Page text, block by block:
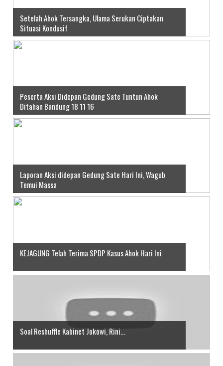
Setelah Ahok Tersangka, Ulama Serukan Ciptakan
Situasi Kondusif
Peserta Aksi Didepan Gedung Sate Tuntun Ahok
Ditahan Bandung 18 11 16
Laporan Aksi didepan Gedung Sate Hari Ini, Wagub
Temui Massa
KEJAGUNG Telah Terima SPDP Kasus Ahok Hari Ini
Soal Reshuffle Kabinet Jokowi, Rini...